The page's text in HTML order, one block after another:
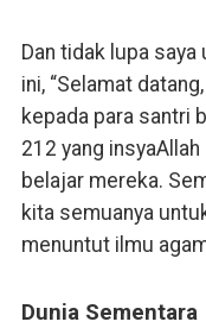
Dan tidak lupa
ini, “Selamat datang,
kepada para santri
212 yang
belajar mereka.
kita semuanya
menuntut ilmu
Dunia Sementara